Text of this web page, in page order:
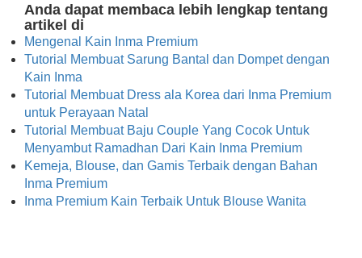
Anda dapat membaca lebih lengkap tentang
artikel di
Mengenal Kain Inma Premium
Tutorial Membuat Sarung Bantal dan Dompet dengan
Kain Inma
Tutorial Membuat Dress ala Korea dari Inma Premium
untuk Perayaan Natal
Tutorial Membuat Baju Couple Yang Cocok Untuk
Menyambut Ramadhan Dari Kain Inma Premium
Kemeja, Blouse, dan Gamis Terbaik dengan Bahan
Inma Premium
Inma Premium Kain Terbaik Untuk Blouse Wanita